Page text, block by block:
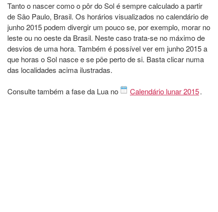
Tanto o nascer como o pôr do Sol é sempre calculado a partir
de São Paulo, Brasil. Os horários visualizados no calendário de
junho 2015 podem divergir um pouco se, por exemplo, morar no
leste ou no oeste da Brasil. Neste caso trata-se no máximo de
desvios de uma hora. Também é possível ver em junho 2015 a
que horas o Sol nasce e se põe perto de si. Basta clicar numa
das localidades acima ilustradas.
Consulte também a fase da Lua no Calendário lunar 2015.